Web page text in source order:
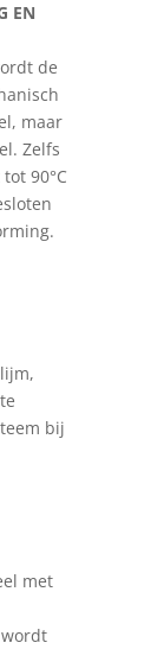
EN
de
maar
Zelfs
90°C
bij
met